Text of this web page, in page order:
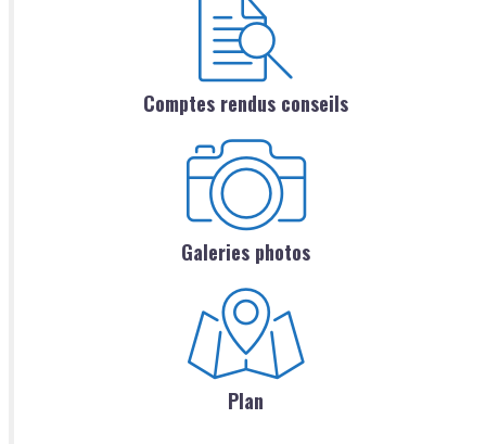
Comptes rendus conseils
Galeries photos
Plan